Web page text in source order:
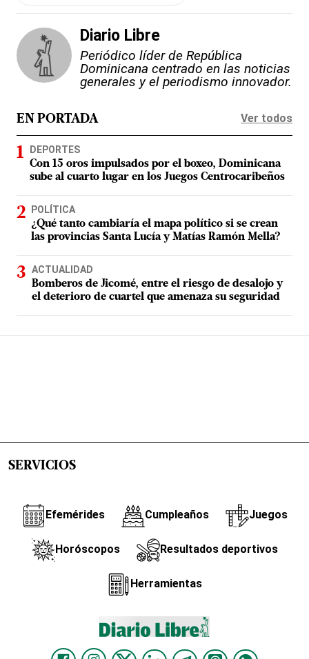
Diario Libre
Periódico líder de República
Dominicana centrado en las noticias
generales y el periodismo innovador.
EN PORTADA Ver todos
DEPORTES
Con 15 oros impulsados por el boxeo, Dominicana
sube al cuarto lugar en los Juegos Centrocaribeños
POLÍTICA
¿Qué tanto cambiaría el mapa político si se crean
las provincias Santa Lucía y Matías Ramón Mella?
ACTUALIDAD
Bomberos de Jicomé, entre el riesgo de desalojo y
el deterioro de cuartel que amenaza su seguridad
SERVICIOS
Efemérides Cumpleaños Juegos
Horóscopos Resultados deportivos
Herramientas